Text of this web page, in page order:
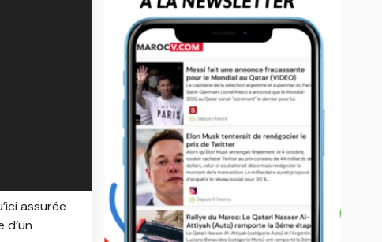
assurée
d’un